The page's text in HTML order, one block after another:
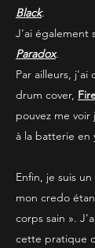
Black.
J'ai également
Paradox.
Par ailleurs, j'ai
drum cover,
pouvez me
à la batterie en
Enfin, je suis
mon credo
corps sain ».
cette pratique